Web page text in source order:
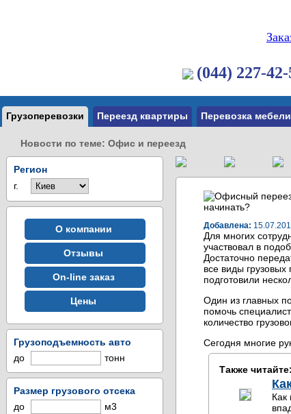
(044) 227-
Грузоперевозки Переезд квартиры Перевозка мебели
Новости по теме: Офис и переезд
Регион
г.
О компании
Отзывы
On-line заказ
Цены
Грузоподъемность авто
до
тонн
Размер грузового отсека
до
м3
Добавлена:
Для многих
участвовал в
Достаточно
все виды
подготовили
Один из главных
помочь
количество
Сегодня многие
Также читайте:
Как